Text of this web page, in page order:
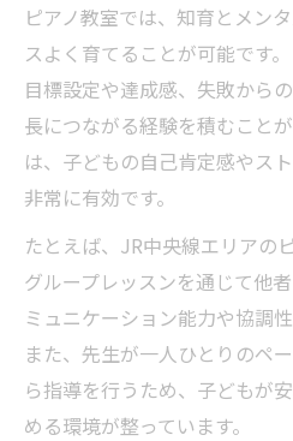
ピアノ教室では、知育とメン
スよく育てることが可能です
目標設定や達成感、失敗から
長につながる経験を積むこと
は、子どもの自己肯定感やス
非常に有効です。
たとえば、JR中央線エリアの
グループレッスンを通じて他
ミュニケーション能力や協調
また、先生が一人ひとりのペ
ら指導を行うため、子どもが
める環境が整っています。